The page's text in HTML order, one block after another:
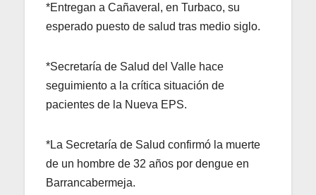
*Entregan a Cañaveral, en Turbaco, su
esperado puesto de salud tras medio siglo.
*Secretaría de Salud del Valle hace
seguimiento a la crítica situación de
pacientes de la Nueva EPS.
*La Secretaría de Salud confirmó la muerte
de un hombre de 32 años por dengue en
Barrancabermeja.